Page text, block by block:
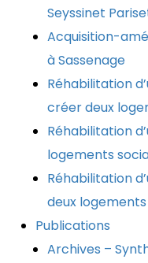
Seyssinet
Acquisition-
à Sassenage
Réhabilitation
créer deux
Réhabilitation
logements
Réhabilitation
deux
Publications
Archives –